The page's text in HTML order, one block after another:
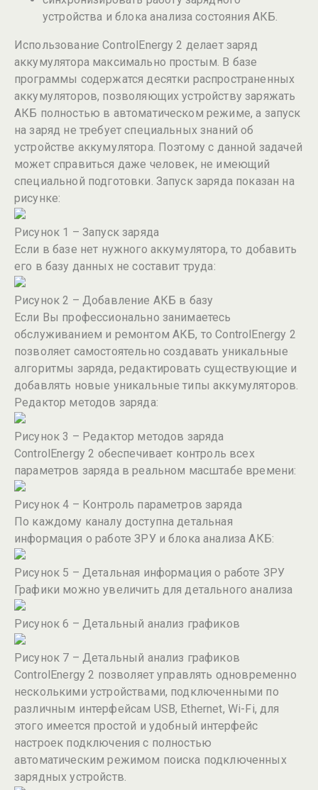
устройства и блока анализа состояния АКБ.
Использование ControlEnergy 2 делает заряд
аккумулятора максимально простым. В базе
программы содержатся десятки распространенных
аккумуляторов, позволяющих устройству заряжать
АКБ полностью в автоматическом режиме, а запуск
на заряд не требует специальных знаний об
устройстве аккумулятора. Поэтому с данной задачей
может справиться даже человек, не имеющий
специальной подготовки. Запуск заряда показан на
рисунке:
Рисунок 1 – Запуск заряда
Если в базе нет нужного аккумулятора, то добавить
его в базу данных не составит труда:
Рисунок 2 – Добавление АКБ в базу
Если Вы профессионально занимаетесь
обслуживанием и ремонтом АКБ, то ControlEnergy 2
позволяет самостоятельно создавать уникальные
алгоритмы заряда, редактировать существующие и
добавлять новые уникальные типы аккумуляторов.
Редактор методов заряда:
Рисунок 3 – Редактор методов заряда
ControlEnergy 2 обеспечивает контроль всех
параметров заряда в реальном масштабе времени:
Рисунок 4 – Контроль параметров заряда
По каждому каналу доступна детальная
информация о работе ЗРУ и блока анализа АКБ:
Рисунок 5 – Детальная информация о работе ЗРУ
Графики можно увеличить для детального анализа
Рисунок 6 – Детальный анализ графиков
Рисунок 7 – Детальный анализ графиков
ControlEnergy 2 позволяет управлять одновременно
несколькими устройствами, подключенными по
различным интерфейсам USB, Ethernet, Wi-Fi, для
этого имеется простой и удобный интерфейс
настроек подключения с полностью
автоматическим режимом поиска подключенных
зарядных устройств.